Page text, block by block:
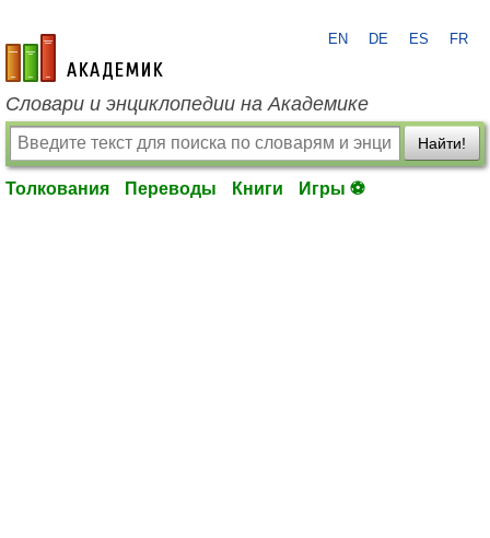
academic.ru
EN DE ES FR
Словари и энциклопедии на Академике
Найти!
Толкования Переводы Книги Игры ⚽